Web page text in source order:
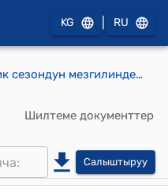
KG RU
Жайкы туристтик сезондун мезгилинде Ысык-Көл облусунда Бирдиктүү коопсуздук кызматынын ишин уюштуруу тартиби, анын ичинде суу объекттеринде коопсуздук чаралары
Шилтеме документтер
Салыштыруу